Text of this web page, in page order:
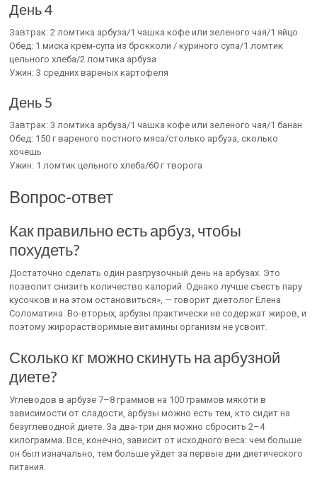
День 4
Завтрак: 2 ломтика арбуза/1 чашка кофе или зеленого чая/1 яйцо
Обед: 1 миска крем-супа из брокколи / куриного супа/1 ломтик
цельного хлеба/2 ломтика арбуза
Ужин: 3 средних вареных картофеля
День 5
Завтрак: 3 ломтика арбуза/1 чашка кофе или зеленого чая/1 банан
Обед: 150 г вареного постного мяса/столько арбуза, сколько
хочешь
Ужин: 1 ломтик цельного хлеба/60 г творога
Вопрос-ответ
Как правильно есть арбуз, чтобы
похудеть?
Достаточно сделать один разгрузочный день на арбузах. Это
позволит снизить количество калорий. Однако лучше съесть пару
кусочков и на этом остановиться», — говорит диетолог Елена
Соломатина. Во-вторых, арбузы практически не содержат жиров, и
поэтому жирорастворимые витамины организм не усвоит.
Сколько кг можно скинуть на арбузной
диете?
Углеводов в арбузе 7–8 граммов на 100 граммов мякоти в
зависимости от сладости, арбузы можно есть тем, кто сидит на
безуглеводной диете. За два-три дня можно сбросить 2–4
килограмма. Все, конечно, зависит от исходного веса: чем больше
он был изначально, тем больше уйдет за первые дни диетического
питания.